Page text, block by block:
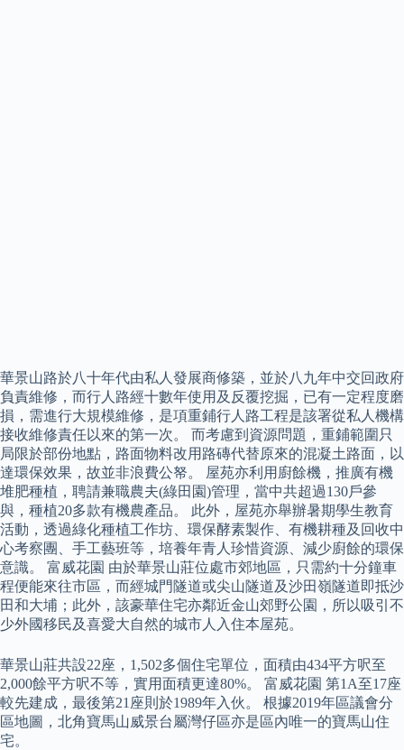
華景山路於八十年代由私人發展商修築，並於八九年中交回政府
負責維修，而行人路經十數年使用及反覆挖掘，已有一定程度磨
損，需進行大規模維修，是項重鋪行人路工程是該署從私人機構
接收維修責任以來的第一次。 而考慮到資源問題，重鋪範圍只
局限於部份地點，路面物料改用路磚代替原來的混凝土路面，以
達環保效果，故並非浪費公帑。 屋苑亦利用廚餘機，推廣有機
堆肥種植，聘請兼職農夫(綠田園)管理，當中共超過130戶參
與，種植20多款有機農產品。 此外，屋苑亦舉辦暑期學生教育
活動，透過綠化種植工作坊、環保酵素製作、有機耕種及回收中
心考察團、手工藝班等，培養年青人珍惜資源、減少廚餘的環保
意識。 富威花園 由於華景山莊位處市郊地區，只需約十分鐘車
程便能來往市區，而經城門隧道或尖山隧道及沙田嶺隧道即抵沙
田和大埔；此外，該豪華住宅亦鄰近金山郊野公園，所以吸引不
少外國移民及喜愛大自然的城市人入住本屋苑。
華景山莊共設22座，1,502多個住宅單位，面積由434平方呎至
2,000餘平方呎不等，實用面積更達80%。 富威花園 第1A至17座
較先建成，最後第21座則於1989年入伙。 根據2019年區議會分
區地圖，北角寶馬山威景台屬灣仔區亦是區內唯一的寶馬山住
宅。